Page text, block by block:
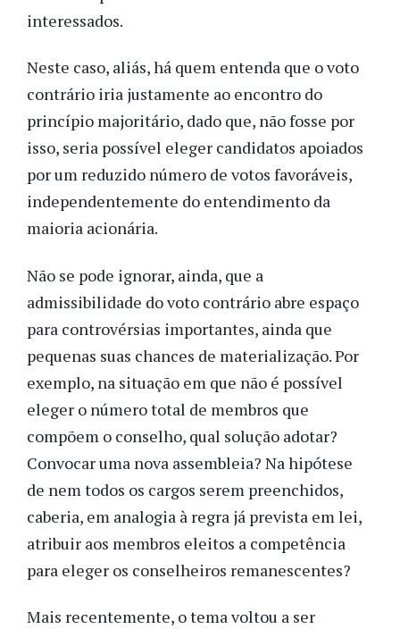
interessados.
Neste caso, aliás, há quem entenda que o voto
contrário iria justamente ao encontro do
princípio majoritário, dado que, não fosse por
isso, seria possível eleger candidatos apoiados
por um reduzido número de votos favoráveis,
independentemente do entendimento da
maioria acionária.
Não se pode ignorar, ainda, que a
admissibilidade do voto contrário abre espaço
para controvérsias importantes, ainda que
pequenas suas chances de materialização. Por
exemplo, na situação em que não é possível
eleger o número total de membros que
compõem o conselho, qual solução adotar?
Convocar uma nova assembleia? Na hipótese
de nem todos os cargos serem preenchidos,
caberia, em analogia à regra já prevista em lei,
atribuir aos membros eleitos a competência
para eleger os conselheiros remanescentes?
Mais recentemente, o tema voltou a ser